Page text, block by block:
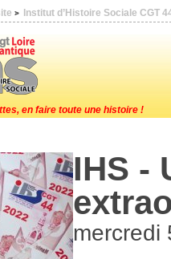
> Institut d’Histoire Sociale CGT
en faire toute une histoire !
IHS -
mercredi